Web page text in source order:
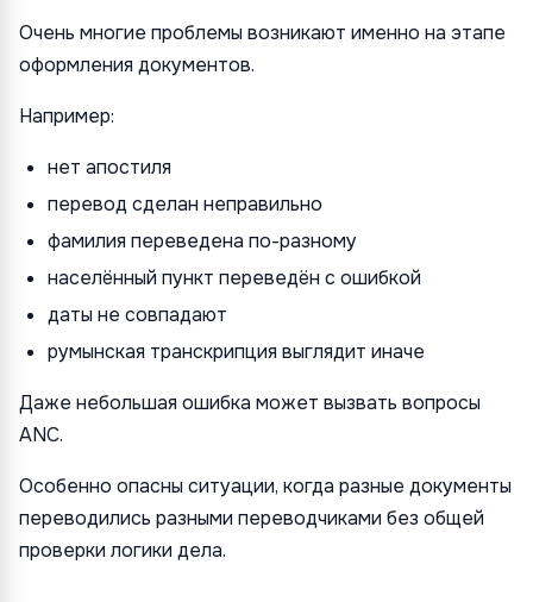
Очень многие проблемы возникают именно на этапе
оформления документов.
Например:
нет апостиля
перевод сделан неправильно
фамилия переведена по-разному
населённый пункт переведён с ошибкой
даты не совпадают
румынская транскрипция выглядит иначе
Даже небольшая ошибка может вызвать вопросы
ANC.
Особенно опасны ситуации, когда разные документы
переводились разными переводчиками без общей
проверки логики дела.